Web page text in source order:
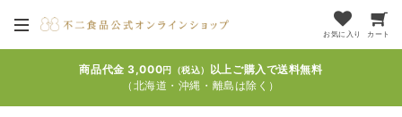
お気に入り カート
商品代金 3,000円（税込）
以上ご購入で送料無料
（北海道・沖縄・離島は除く）